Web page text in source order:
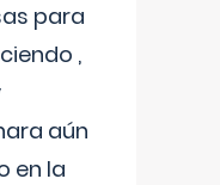
para
,
aún
en la